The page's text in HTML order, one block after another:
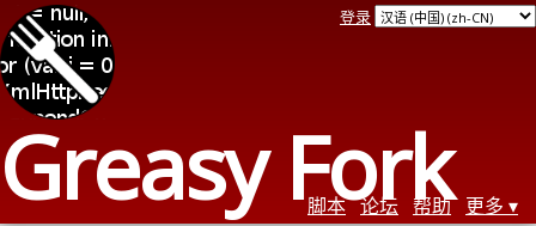
Greasy Fork
登录
脚本 论坛 帮助 更多